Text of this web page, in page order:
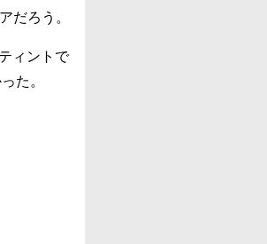
ろう。
ィントで
た。